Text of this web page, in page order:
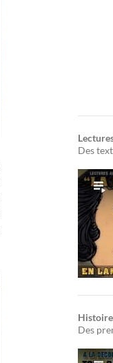
Des
Des